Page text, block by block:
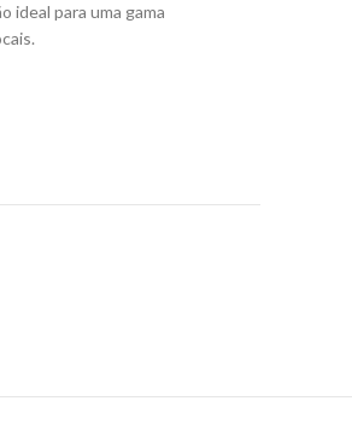
ideal para uma gama